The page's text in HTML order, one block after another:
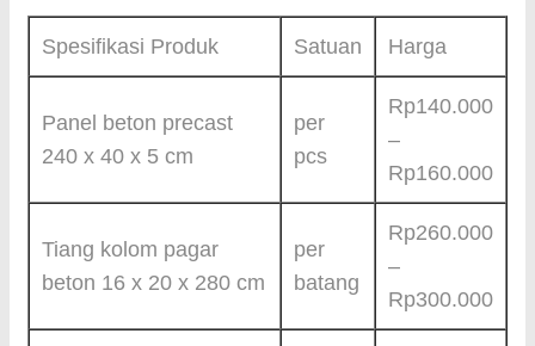
Spesifikasi Produk Satuan Harga
Panel beton precast
240 x 40 x 5 cm
per
pcs
Rp140.000
–
Rp160.000
Tiang kolom pagar
beton 16 x 20 x 280 cm
per
batang
Rp260.000
–
Rp300.000